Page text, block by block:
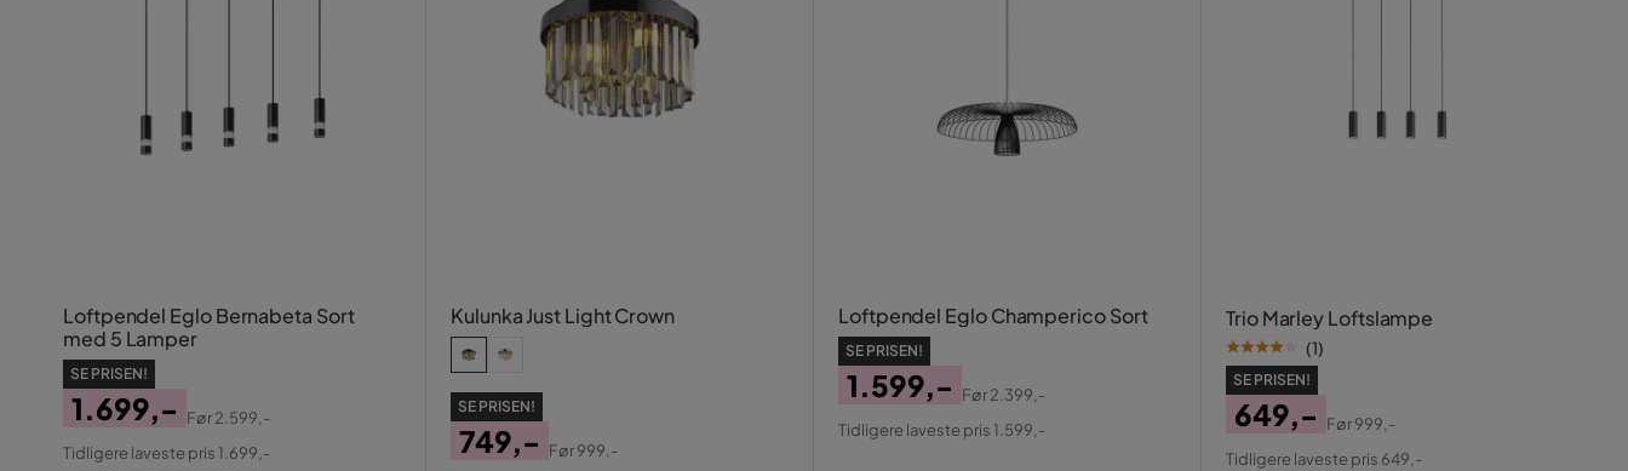
Loftpendel Eglo Bernabeta Sort
med 5 Lamper
SE PRISEN!
Pris
1.699,-
Original
Før2.599,-
Tidligere laveste pris 1.699,-
Kulunka Just Light Crown
SE PRISEN!
749,-
Før999,-
Loftpendel Eglo Champerico Sort
SE PRISEN!
Pris
1.599,-
Original
Før2.399,-
Tidligere laveste pris 1.599,-
Trio Marley Loftslampe
(1)
SE PRISEN!
Pris
649,-
Original
Før999,-
Tidligere laveste pris 649,-